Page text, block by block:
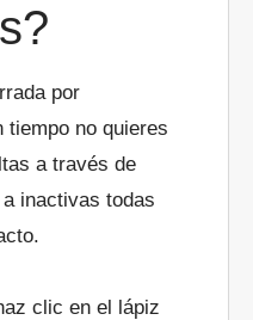
por
tiempo no quieres
a través de
inactivas todas
clic en el lápiz